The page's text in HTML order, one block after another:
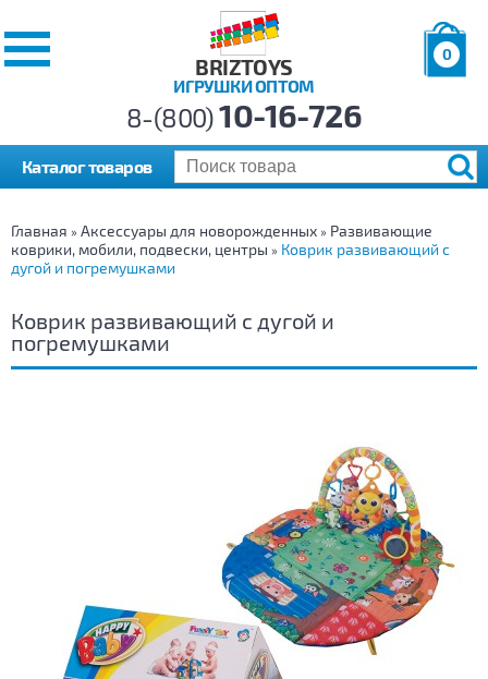
BRIZTOYS
ИГРУШКИ ОПТОМ
0
р.
8-(800)10-16-726
Каталог товаров
Главная » Аксессуары для новорожденных » Развивающие
коврики, мобили, подвески, центры » Коврик развивающий с
дугой и погремушками
Коврик развивающий с дугой и
погремушками